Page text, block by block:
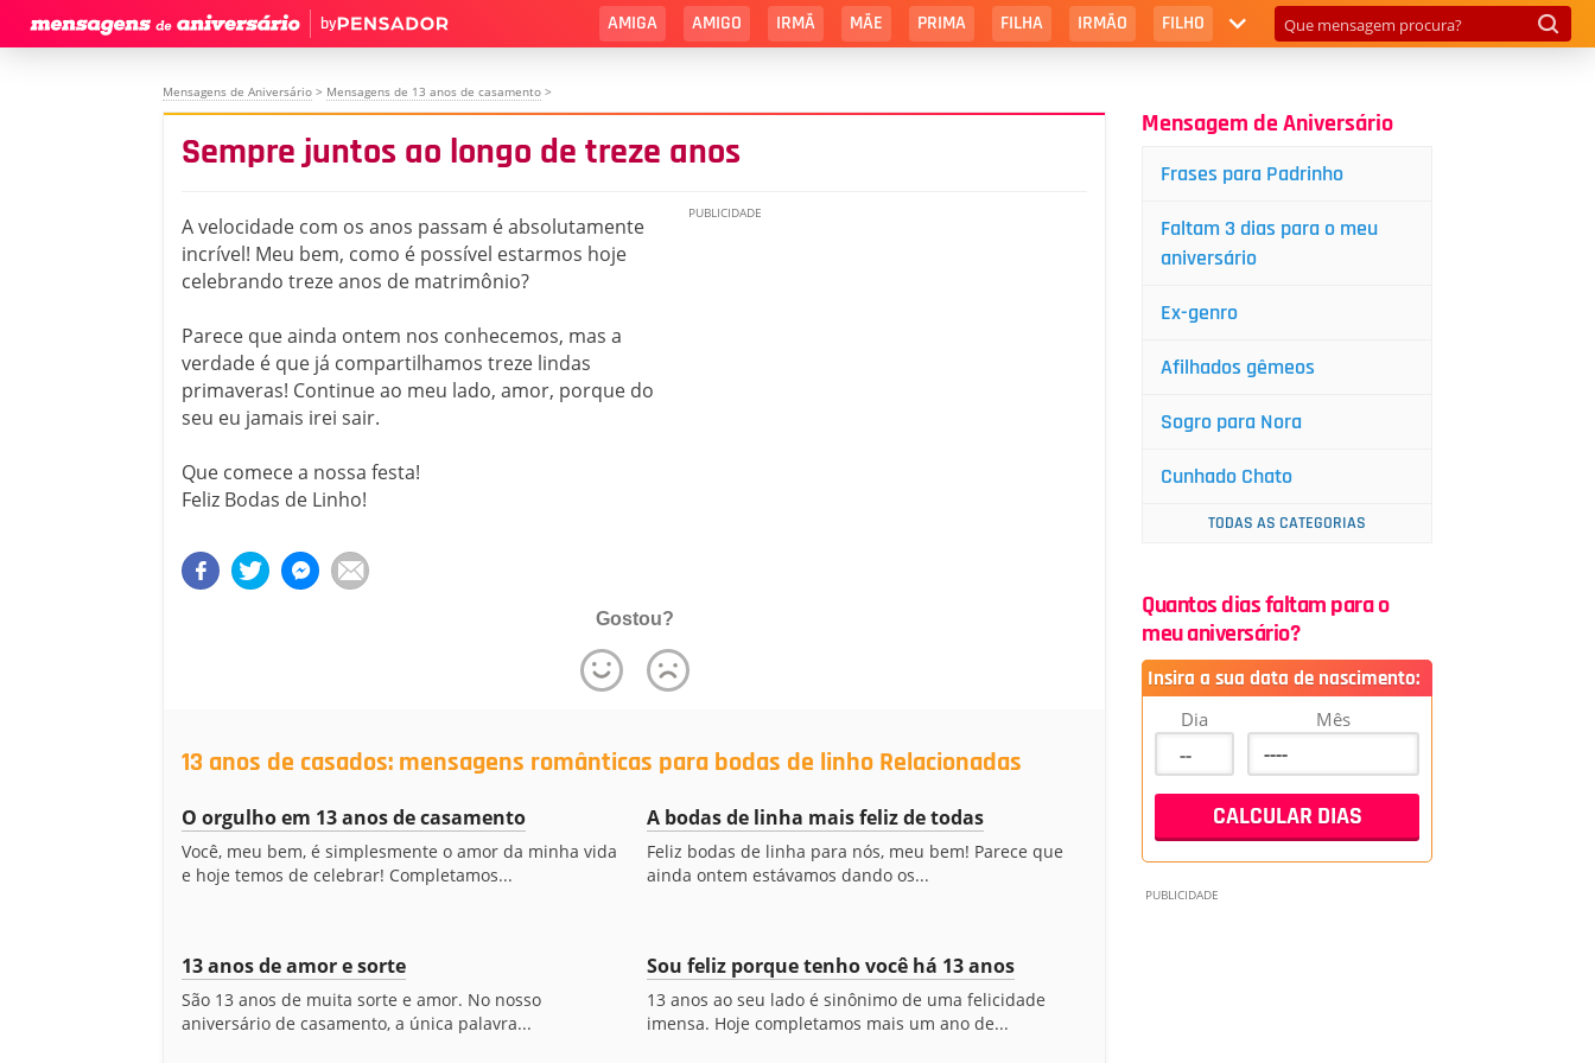
by AMIGA AMIGO IRMÃ MÃE PRIMA FILHA IRMÃO FILHO
Mensagens de Aniversário > Mensagens de 13 anos de casamento >
Sempre juntos ao longo de treze anos
A velocidade com os anos passam é absolutamente
incrível! Meu bem, como é possível estarmos hoje
celebrando treze anos de matrimônio?
Parece que ainda ontem nos conhecemos, mas a
verdade é que já compartilhamos treze lindas
primaveras! Continue ao meu lado, amor, porque do
seu eu jamais irei sair.
Que comece a nossa festa!
Feliz Bodas de Linho!
Gostou?
13 anos de casados: mensagens românticas para bodas de linho Relacionadas
O orgulho em 13 anos de casamento
Você, meu bem, é simplesmente o amor da minha vida
e hoje temos de celebrar! Completamos...
A bodas de linha mais feliz de todas
Feliz bodas de linha para nós, meu bem! Parece que
ainda ontem estávamos dando os...
13 anos de amor e sorte
São 13 anos de muita sorte e amor. No nosso
aniversário de casamento, a única palavra...
Sou feliz porque tenho você há 13 anos
13 anos ao seu lado é sinônimo de uma felicidade
imensa. Hoje completamos mais um ano de...
Mensagem de Aniversário
Frases para Padrinho
Faltam 3 dias para o meu
aniversário
Ex-genro
Afilhados gêmeos
Sogro para Nora
Cunhado Chato
TODAS AS CATEGORIAS
Quantos dias faltam para o
meu aniversário?
Insira a sua data de nascimento:
Dia Mês